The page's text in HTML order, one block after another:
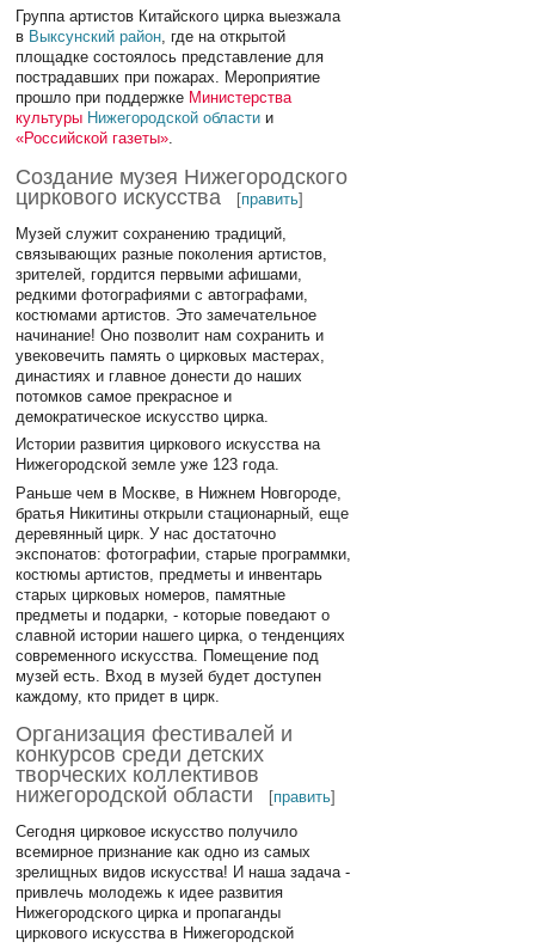
Группа артистов Китайского цирка выезжала
в Выксунский район, где на открытой
площадке состоялось представление для
пострадавших при пожарах. Мероприятие
прошло при поддержке Министерства
культуры Нижегородской области и
«Российской газеты».
Создание музея Нижегородского
циркового искусства
[править]
Музей служит сохранению традиций,
связывающих разные поколения артистов,
зрителей, гордится первыми афишами,
редкими фотографиями с автографами,
костюмами артистов. Это замечательное
начинание! Оно позволит нам сохранить и
увековечить память о цирковых мастерах,
династиях и главное донести до наших
потомков самое прекрасное и
демократическое искусство цирка.
Истории развития циркового искусства на
Нижегородской земле уже 123 года.
Раньше чем в Москве, в Нижнем Новгороде,
братья Никитины открыли стационарный, еще
деревянный цирк. У нас достаточно
экспонатов: фотографии, старые программки,
костюмы артистов, предметы и инвентарь
старых цирковых номеров, памятные
предметы и подарки, - которые поведают о
славной истории нашего цирка, о тенденциях
современного искусства. Помещение под
музей есть. Вход в музей будет доступен
каждому, кто придет в цирк.
Организация фестивалей и
конкурсов среди детских
творческих коллективов
нижегородской области
[править]
Сегодня цирковое искусство получило
всемирное признание как одно из самых
зрелищных видов искусства! И наша задача -
привлечь молодежь к идее развития
Нижегородского цирка и пропаганды
циркового искусства в Нижегородской